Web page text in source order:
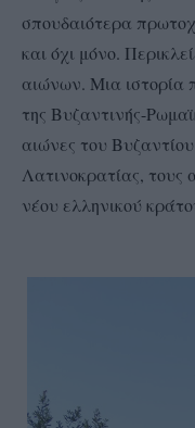
σπουδαιότερα
και όχι μόνο.
αιώνων. Μια ιστορία
της Βυζαντινής-
αιώνες του
Λατινοκρατίας,
νέου ελληνικού